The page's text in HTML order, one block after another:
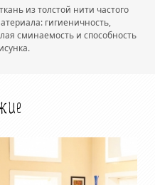
из толстой нити частого
гигиеничность,
сминаемость и способность